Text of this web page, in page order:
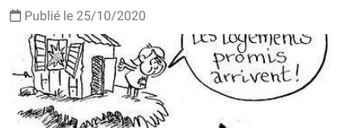
Publié le 25/10/2020